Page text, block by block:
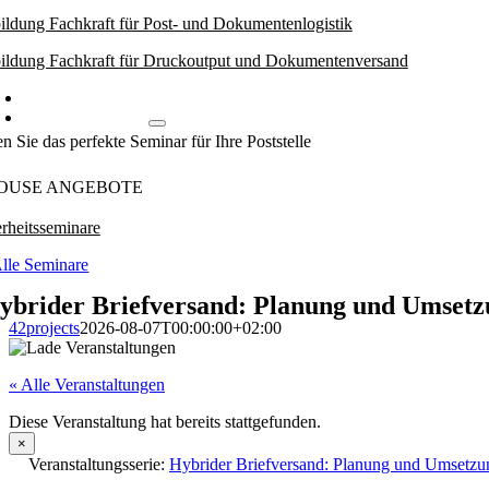
Fachkraft für Post- und Dokumentenlogistik
Fachkraft für Druckoutput und Dokumentenversand
Inhouse Angebote
Sie das perfekte Seminar für Ihre Poststelle
ANGEBOTE
Seminare
Briefversand: Planung und
42projects2026-08-07T00:00:00+02:00
« Alle Veranstaltungen
Diese Veranstaltung hat bereits stattgefunden.
×
Veranstaltungsserie: Hybrider Briefversand: Planung und